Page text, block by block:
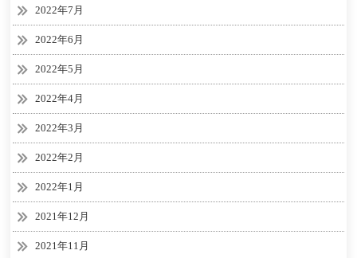
2022年7月
2022年6月
2022年5月
2022年4月
2022年3月
2022年2月
2022年1月
2021年12月
2021年11月